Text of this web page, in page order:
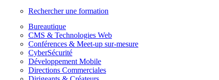
Rechercher une formation
Bureautique
CMS & Technologies Web
Conférences & Meet-up sur-mesure
CyberSécurité
Développement Mobile
Directions Commerciales